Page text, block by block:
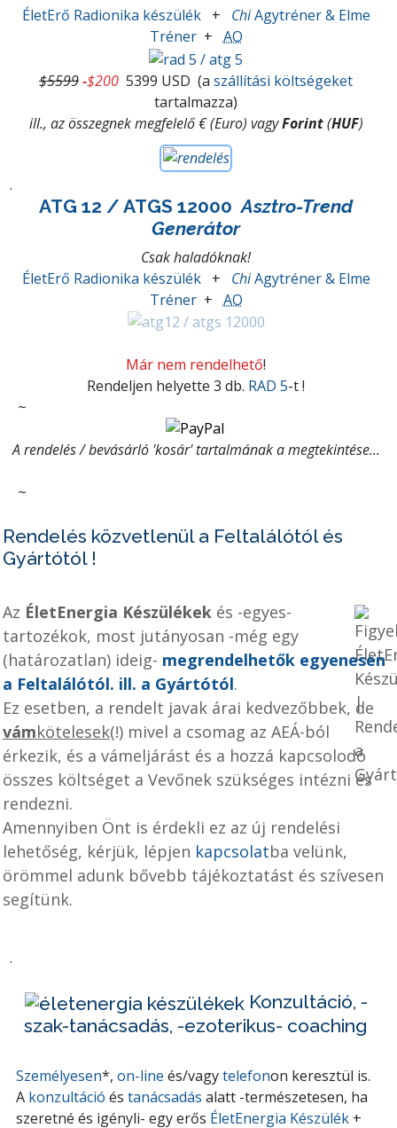
ÉletErő Radionika készülék+ ChiAgytréner & Elme
Tréner+ AO
$5599-$200 5399 USD (a szállítási költségeket
tartalmazza)
ill., az összegnek megfelelő € (Euro) vagyForint(HUF)
.
ATG 12 / ATGS 12000Asztro-Trend
Generátor
Csak haladóknak!
ÉletErő Radionika készülék+ ChiAgytréner & Elme
Tréner+ AO
Már nem rendelhető!
Rendeljen helyette 3 db. RAD 5-t !
~
A rendelés / bevásárló 'kosár' tartalmának a megtekintése...
~
Rendelés közvetlenül a Feltalálótól és
Gyártótól !
Az ÉletEnergia Készülékek és -egyes-
tartozékok, most jutányosan -még egy
(határozatlan) ideig- megrendelhetők egyenesen
a Feltalálótól. ill. a Gyártótól.
Ez esetben, a rendelt javak árai kedvezőbbek, de
vámkötelesek(!) mivel a csomag az AEÁ-ból
érkezik, és a vámeljárást és a hozzá kapcsolodó
összes költséget a Vevőnek szükséges intézni és
rendezni.
Amennyiben Önt is érdekli ez az új rendelési
lehetőség, kérjük, lépjen kapcsolatba velünk,
örömmel adunk bővebb tájékoztatást és szívesen
segítünk.
.
Konzultáció, -
szak-tanácsadás, -ezoterikus- coaching
Személyesen*, on-line és/vagytelefonon keresztül is.
A konzultáció és tanácsadás alatt -természetesen, ha
szeretné és igényli- egy erős ÉletEnergia Készülék +